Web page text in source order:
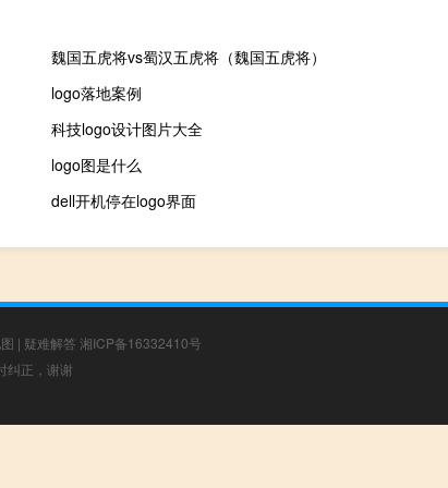
魏国五虎将vs蜀汉五虎将（魏国五虎将）
logo落地案例
科技logo设计图片大全
logo图是什么
dell开机停在logo界面
| 疑难解答 湘ICP备16332410号
纠正，谢谢